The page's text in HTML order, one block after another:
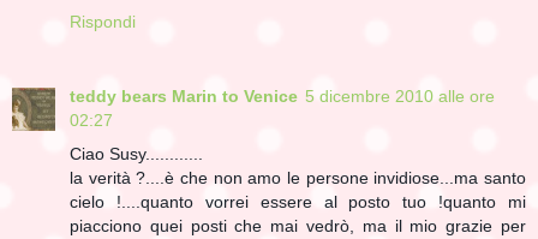
Rispondi
teddy bears Marin to Venice 5 dicembre 2010 alle ore
02:27
Ciao Susy............
la verità ?....è che non amo le persone invidiose...ma santo
cielo !....quanto vorrei essere al posto tuo !quanto mi
piacciono quei posti che mai vedrò, ma il mio grazie per